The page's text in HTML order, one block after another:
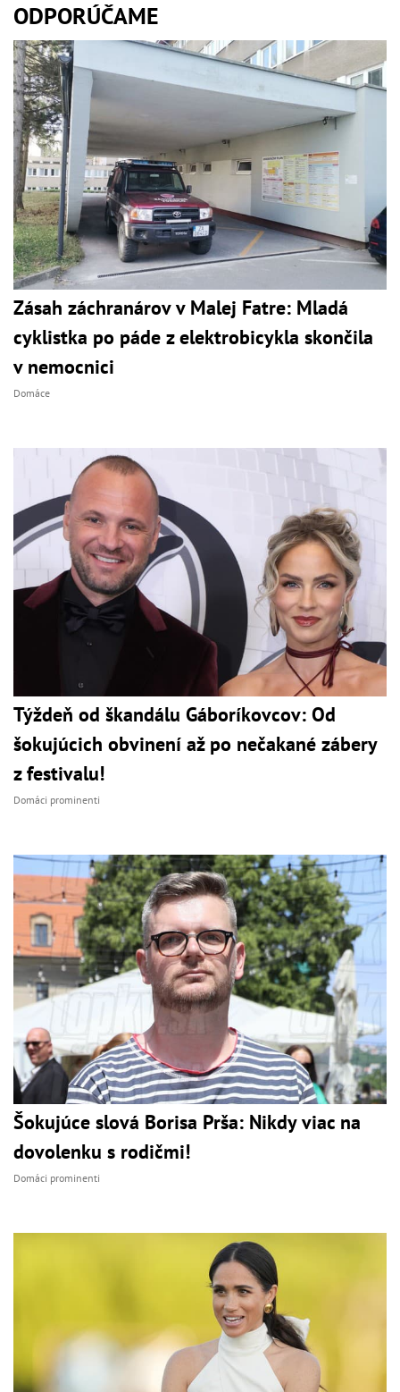
ODPORÚČAME
Zásah záchranárov v Malej Fatre: Mladá
cyklistka po páde z elektrobicykla skončila
v nemocnici
Domáce
Týždeň od škandálu Gáboríkovcov: Od
šokujúcich obvinení až po nečakané zábery
z festivalu!
Domáci prominenti
Šokujúce slová Borisa Prša: Nikdy viac na
dovolenku s rodičmi!
Domáci prominenti